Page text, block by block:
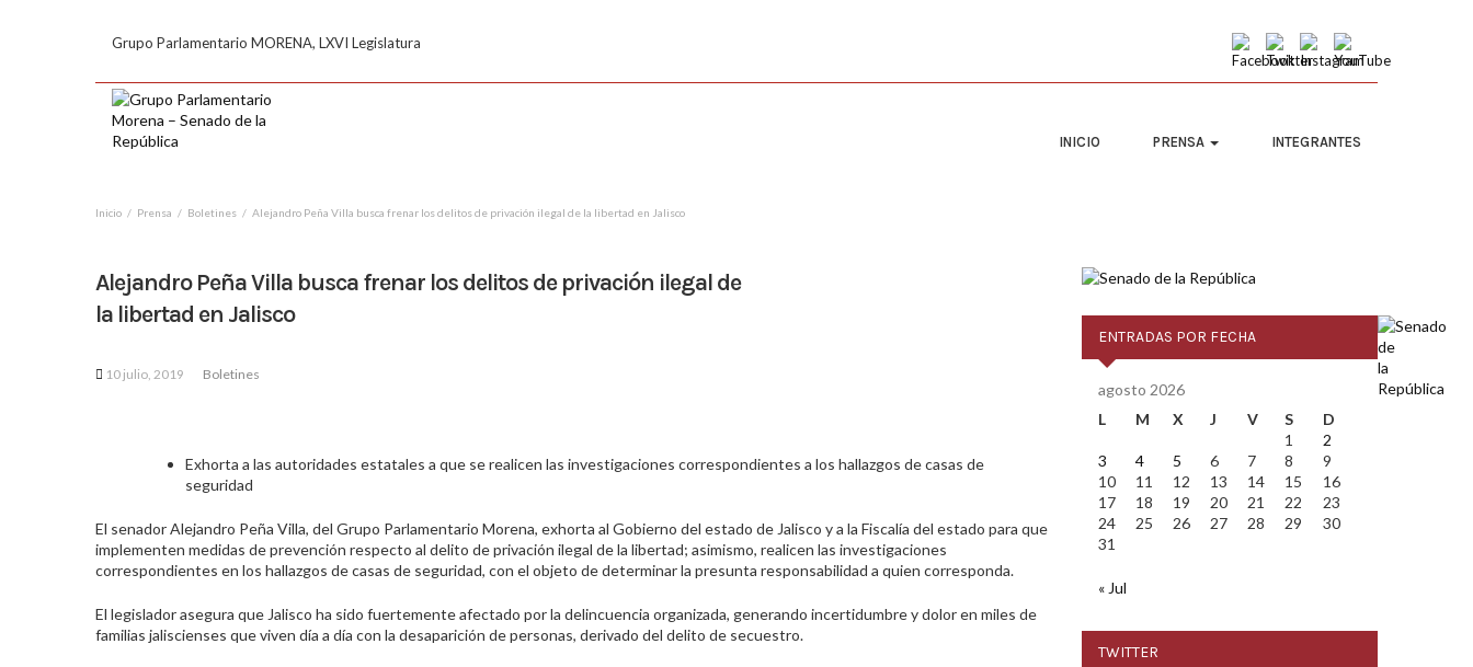
Grupo Parlamentario MORENA, LXVI Legislatura
INICIO PRENSA INTEGRANTES
Inicio Prensa Boletines Alejandro Peña Villa busca frenar los delitos de privación ilegal de la libertad en Jalisco
Alejandro Peña Villa busca frenar los delitos de privación ilegal de
la libertad en Jalisco
10 julio, 2019 Boletines
Exhorta a las autoridades estatales a que se realicen las investigaciones correspondientes a los hallazgos de casas de
seguridad
El senador Alejandro Peña Villa, del Grupo Parlamentario Morena, exhorta al Gobierno del estado de Jalisco y a la Fiscalía del estado para que
implementen medidas de prevención respecto al delito de privación ilegal de la libertad; asimismo, realicen las investigaciones
correspondientes en los hallazgos de casas de seguridad, con el objeto de determinar la presunta responsabilidad a quien corresponda.
El legislador asegura que Jalisco ha sido fuertemente afectado por la delincuencia organizada, generando incertidumbre y dolor en miles de
familias jaliscienses que viven día a día con la desaparición de personas, derivado del delito de secuestro.
ENTRADAS POR FECHA
agosto 2026
L
M X J V S
D
1
2
3
4 5 6 7 8
9
10
11 12 13 14 15
16
17
18 19 20 21 22
23
24
25 26 27 28 29
30
31
« Jul
TWITTER